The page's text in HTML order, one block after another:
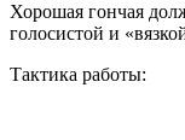
Хорошая гончая
голосистой и
Тактика работы: